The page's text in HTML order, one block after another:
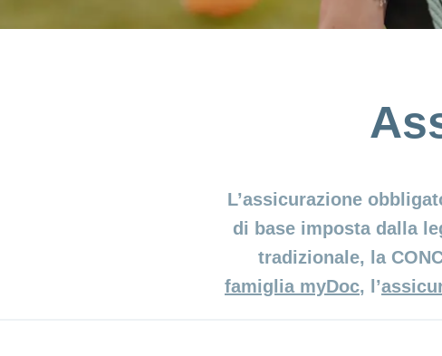
L’assicurazione
di base imposta dalla
tradizionale, la
famiglia myDoc, l’